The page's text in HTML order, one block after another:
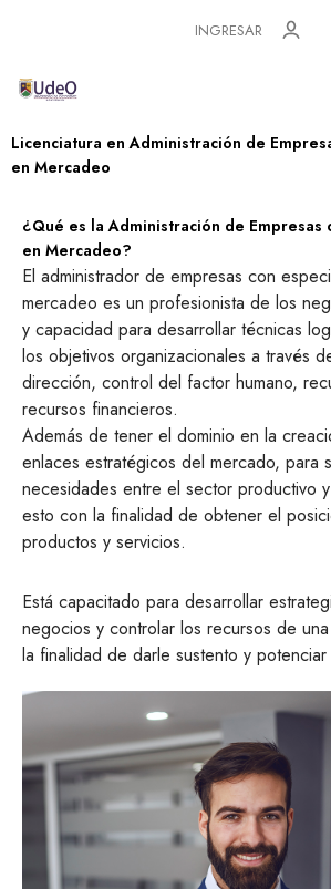
INGRESAR
Licenciatura en Administración de
en Mercadeo
¿Qué es la Administración de Empresas
en Mercadeo?
El administrador de empresas con
mercadeo es un profesionista de los
y capacidad para desarrollar técnicas
los objetivos organizacionales a través
dirección, control del factor humano,
recursos financieros.
Además de tener el dominio en la
enlaces estratégicos del mercado, para
necesidades entre el sector productivo
esto con la finalidad de obtener el
productos y servicios.
Está capacitado para desarrollar
negocios y controlar los recursos de
la finalidad de darle sustento y